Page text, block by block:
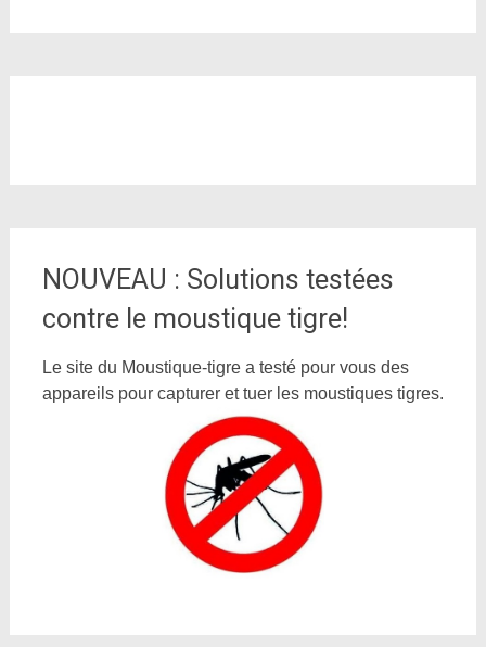
NOUVEAU : Solutions testées
contre le moustique tigre!
Le site du Moustique-tigre a testé pour vous des
appareils pour capturer et tuer les moustiques tigres.